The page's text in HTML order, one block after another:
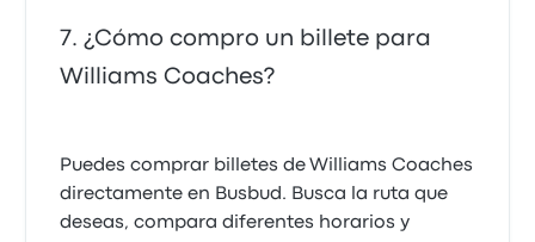
¿Cómo compro un billete para
Williams Coaches?
Puedes comprar billetes de Williams Coaches
directamente en Busbud. Busca la ruta que
deseas, compara diferentes horarios y